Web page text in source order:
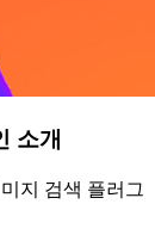
소개
지 검색 플러그